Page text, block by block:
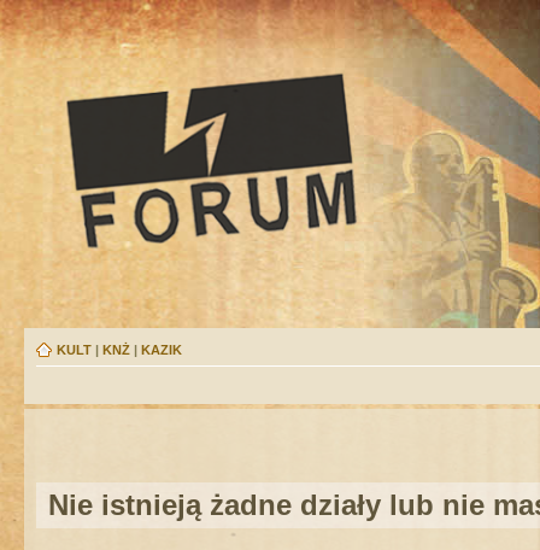
KULT | KNŻ | KAZIK
Nie istnieją żadne działy lub nie